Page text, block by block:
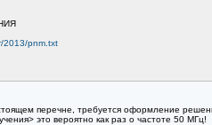
2013/pnm.txt
перечне, требуется оформление
это вероятно как раз о частоте 50 МГц!